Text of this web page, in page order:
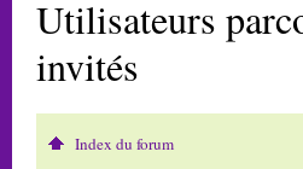
Utilisateurs
invités
Index du forum